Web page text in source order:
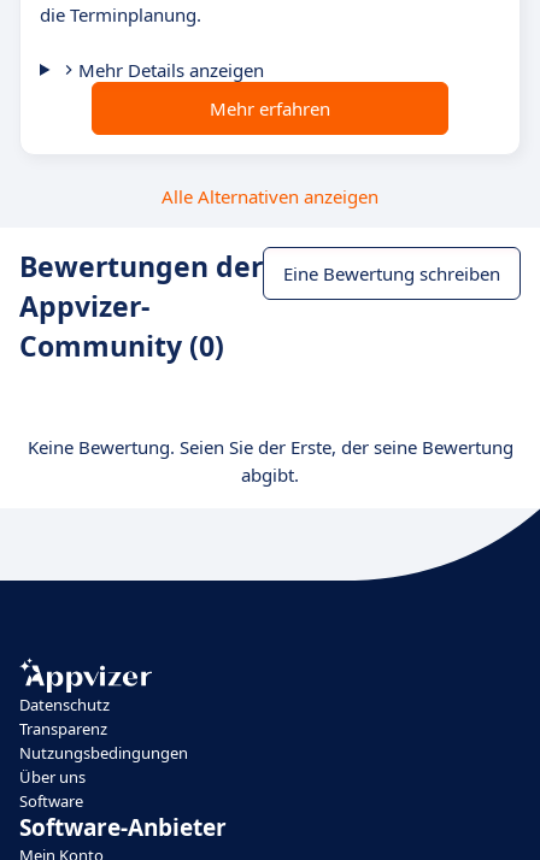
die Terminplanung.
Mehr Details anzeigen
Mehr erfahren
Alle Alternativen anzeigen
Bewertungen der
Appvizer-
Community (0)
Eine Bewertung schreiben
Keine Bewertung. Seien Sie der Erste, der seine Bewertung
abgibt.
Datenschutz
Transparenz
Nutzungsbedingungen
Über uns
Software
Software-Anbieter
Mein Konto